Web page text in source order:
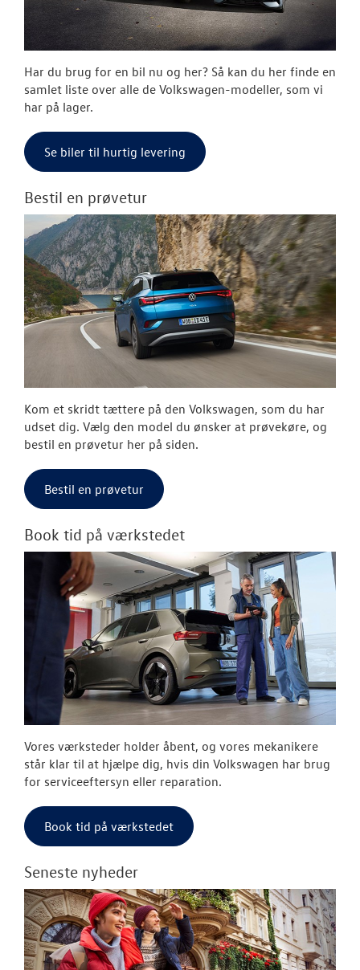
TILBEHØR
OM OS
RESERVEDELE
Har du brug for en bil nu og her? Så kan du her finde en
samlet liste over alle de Volkswagen-modeller, som vi
har på lager.
Se biler til hurtig levering
Bestil en prøvetur
Kom et skridt tættere på den Volkswagen, som du har
udset dig. Vælg den model du ønsker at prøvekøre, og
bestil en prøvetur her på siden.
Bestil en prøvetur
Book tid på værkstedet
Vores værksteder holder åbent, og vores mekanikere
står klar til at hjælpe dig, hvis din Volkswagen har brug
for serviceeftersyn eller reparation.
Book tid på værkstedet
Seneste nyheder